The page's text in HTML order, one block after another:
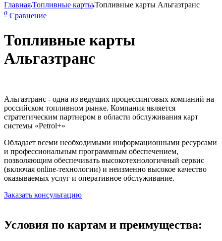
ГлавнаяТопливные картыТопливные карты Альгазтранс
0 Сравнение
Топливные карты
Альгазтранс
Альгазтранс - одна из ведущих процессинговых компаний на
российском топливном рынке. Компания является
стратегическим партнером в области обслуживания карт
системы «Petrol+»
Обладает всеми необходимыми информационными ресурсами
и профессиональным программным обеспечением,
позволяющим обеспечивать высокотехнологичный сервис
(включая online-технологии) и неизменно высокое качество
оказываемых услуг и оперативное обслуживание.
Заказать консультацию
Условия по картам и преимущества: